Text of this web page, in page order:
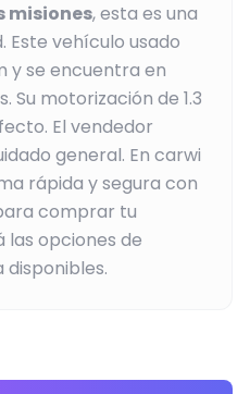
misiones, esta es una
Este vehículo usado
y se encuentra en
Su motorización de 1.3
El vendedor
general. En carwi
rápida y segura con
comprar tu
las opciones de